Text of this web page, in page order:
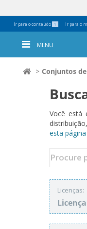
Ir para o conteúdo 1 Ir para o
MENU
Conjuntos
Você está
esta
Licenças: